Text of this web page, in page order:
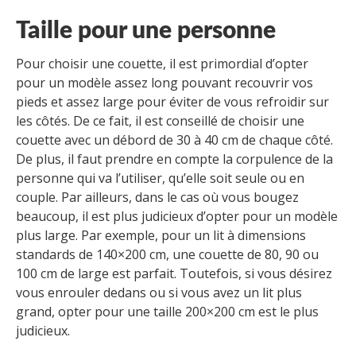
Taille pour une personne
Pour choisir une couette, il est primordial d’opter
pour un modèle assez long pouvant recouvrir vos
pieds et assez large pour éviter de vous refroidir sur
les côtés. De ce fait, il est conseillé de choisir une
couette avec un débord de 30 à 40 cm de chaque côté.
De plus, il faut prendre en compte la corpulence de la
personne qui va l’utiliser, qu’elle soit seule ou en
couple. Par ailleurs, dans le cas où vous bougez
beaucoup, il est plus judicieux d’opter pour un modèle
plus large. Par exemple, pour un lit à dimensions
standards de 140×200 cm, une couette de 80, 90 ou
100 cm de large est parfait. Toutefois, si vous désirez
vous enrouler dedans ou si vous avez un lit plus
grand, opter pour une taille 200×200 cm est le plus
judicieux.